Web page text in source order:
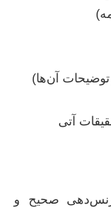
توضیحات آن‌ها)
آتی
صحیح و